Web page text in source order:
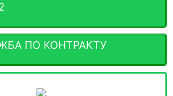
ПО КОНТРАКТУ